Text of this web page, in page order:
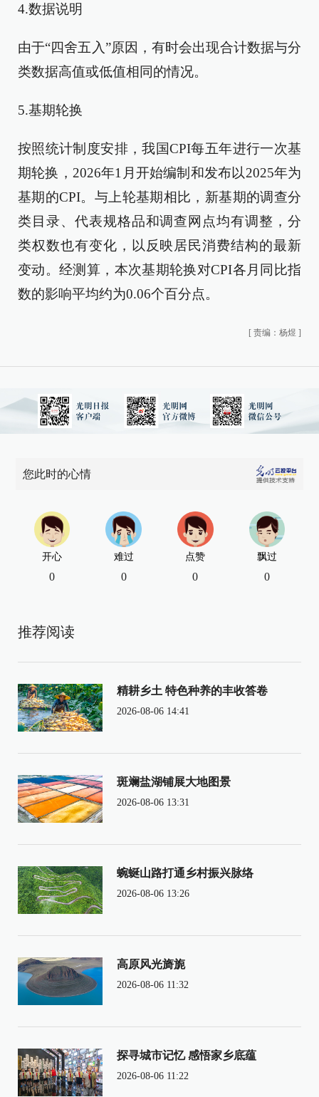
4.数据说明
由于“四舍五入”原因，有时会出现合计数据与分
类数据高值或低值相同的情况。
5.基期轮换
按照统计制度安排，我国CPI每五年进行一次基
期轮换，2026年1月开始编制和发布以2025年为
基期的CPI。与上轮基期相比，新基期的调查分
类目录、代表规格品和调查网点均有调整，分
类权数也有变化，以反映居民消费结构的最新
变动。经测算，本次基期轮换对CPI各月同比指
数的影响平均约为0.06个百分点。
[ 责编：杨煜 ]
您此时的心情
开心
0
难过
0
点赞
0
飘过
0
推荐阅读
精耕乡土 特色种养的丰收答卷
2026-08-06 14:41
斑斓盐湖铺展大地图景
2026-08-06 13:31
蜿蜒山路打通乡村振兴脉络
2026-08-06 13:26
高原风光旖旎
2026-08-06 11:32
探寻城市记忆 感悟家乡底蕴
2026-08-06 11:22